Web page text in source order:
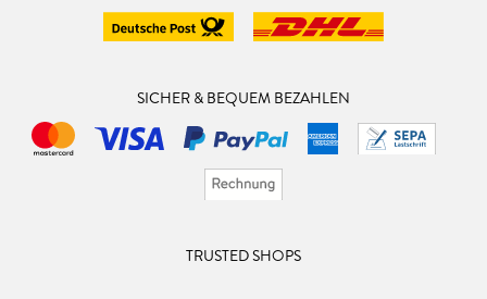
SICHER & BEQUEM BEZAHLEN
TRUSTED SHOPS